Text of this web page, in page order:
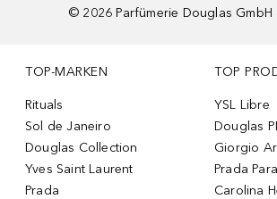
© 2026 Parfümerie Douglas GmbH
TOP-MARKEN
Rituals
Sol de Janeiro
Douglas Collection
Yves Saint Laurent
Prada
TOP
YSL Libre
Douglas
Giorgio
Prada
Carolina